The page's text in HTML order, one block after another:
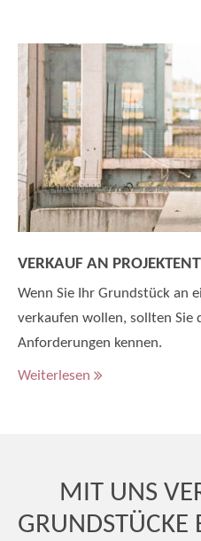
VERKAUF AN
Wenn Sie Ihr Grundstück an
verkaufen wollen, sollten Sie
Anforderungen kennen.
Weiterlesen
MIT UNS
GRUNDSTÜCKE